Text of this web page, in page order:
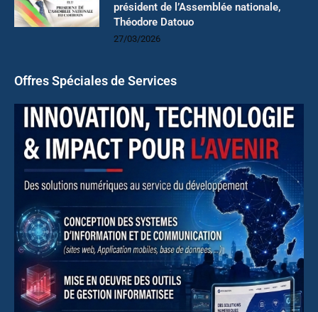
président de l’Assemblée nationale,
Théodore Datouo
27/03/2026
Offres Spéciales de Services